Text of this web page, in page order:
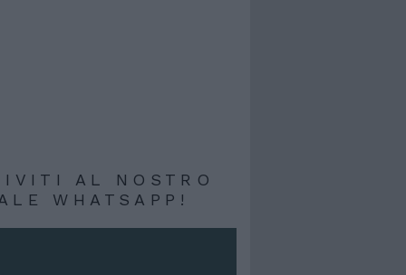
AL NOSTRO
WHATSAPP!